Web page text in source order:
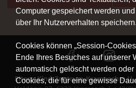
Computer gespeichert werden
über Ihr Nutzerverhalten speichern.
Cookies können „Session-
Ende Ihres Besuches auf unserer
automatisch gelöscht werden
Cookies, die für eine gewisse
Eltern-Kind-Zentrum Kramsach u.U.